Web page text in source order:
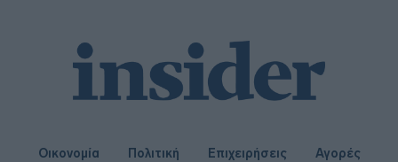
Οικονομία Πολιτική Επιχειρήσεις
Αγορές